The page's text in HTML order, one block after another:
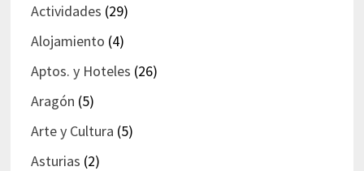
Actividades (29)
Alojamiento (4)
Aptos. y Hoteles (26)
Aragón (5)
Arte y Cultura (5)
Asturias (2)